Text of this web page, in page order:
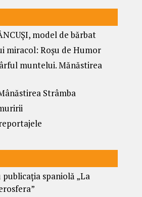
model de bărbat
miracol: Roșu de Humor
muntelui. Mănăstirea
Strâmba
spaniolă „La